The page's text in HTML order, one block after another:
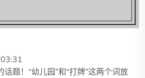
题！“幼儿园”和“打牌”这两个词放